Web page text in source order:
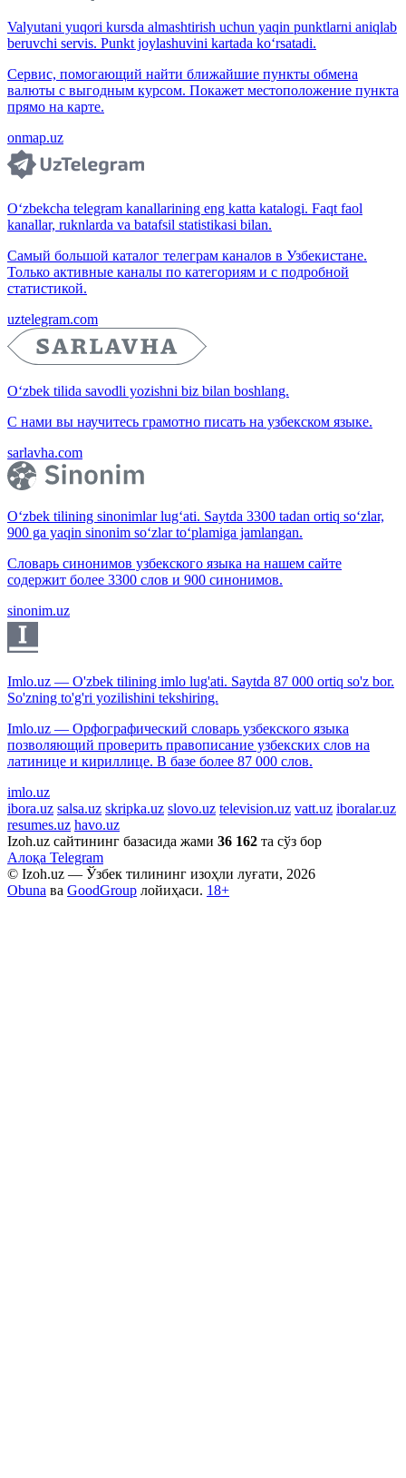
Valyutani yuqori kursda almashtirish uchun yaqin punktlarni aniqlab
beruvchi servis. Punkt joylashuvini kartada ko‘rsatadi.
Сервис, помогающий найти ближайшие пункты обмена
валюты с выгодным курсом. Покажет местоположение пункта
прямо на карте.
onmap.uz
O‘zbekcha telegram kanallarining eng katta katalogi. Faqt faol
kanallar, ruknlarda va batafsil statistikasi bilan.
Самый большой каталог телеграм каналов в Узбекистане.
Только активные каналы по категориям и с подробной
статистикой.
uztelegram.com
O‘zbek tilida savodli yozishni biz bilan boshlang.
С нами вы научитесь грамотно писать на узбекском языке.
sarlavha.com
O‘zbek tilining sinonimlar lug‘ati. Saytda 3300 tadan ortiq so‘zlar,
900 ga yaqin sinonim so‘zlar to‘plamiga jamlangan.
Словарь синонимов узбекского языка на нашем сайте
содержит более 3300 слов и 900 синонимов.
sinonim.uz
Imlo.uz — O'zbek tilining imlo lug'ati. Saytda 87 000 ortiq so'z bor.
So'zning to'g'ri yozilishini tekshiring.
Imlo.uz — Орфографический словарь узбекского языка
позволяющий проверить правописание узбекских слов на
латинице и кириллице. В базе более 87 000 слов.
imlo.uz
ibora.uz salsa.uz skripka.uz slovo.uz television.uz vatt.uz iboralar.uz
resumes.uz havo.uz
Izoh.uz сайтининг базасида жами 36 162 та сўз бор
Алоқа Telegram
© Izoh.uz — Ўзбек тилининг изоҳли луғати, 2026
Obuna ва GoodGroup лойиҳаси. 18+